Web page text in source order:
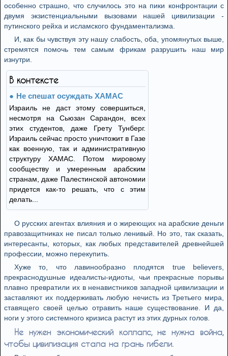
особенно страшно, что случилось это на пики конфронтации с
двумя экзистенциальными вызовами нашей цивилизации -
путинского рейха и исламского фундаментализма.
И, как бы чувствуя эту нашу слабость, оба, упомянутых выше,
стремятся помочь тем самым фрикам разрушить наш мир
изнутри.
В контексте
Не спешат осуждать ХАМАС
Израиль не даст этому совершиться,
несмотря на Сьюзан Сарандон, всех
этих студентов, даже Грету Тунберг.
Израиль сейчас просто уничтожит в Газе
как военную, так и административную
структуру ХАМАС. Потом мировому
сообществу и умеренным арабским
странам, даже Палестинской автономии
придется как-то решать, что с этим
делать...
О русских агентах влияния и о жиреющих на арабские деньги
правозащитниках не писал только ленивый. Но это, так сказать,
интересанты, которых, как любых представителей древнейшей
профессии, можно перекупить.
Хуже то, что лавинообразно плодятся true believers,
прекраснодушные идеалисты-идиоты, чьи прекрасные порывы
плавно превратили их в ненавистников западной цивилизации и
заставляют их поддерживать любую нечисть из Третьего мира,
ставящего своей целью отравить наше существование. И да,
ноги у этого системного кризиса растут из этих дурных голов.
Не нужен экономический коллапс, не нужна война,
чтобы цивилизация стала на грань гибели.